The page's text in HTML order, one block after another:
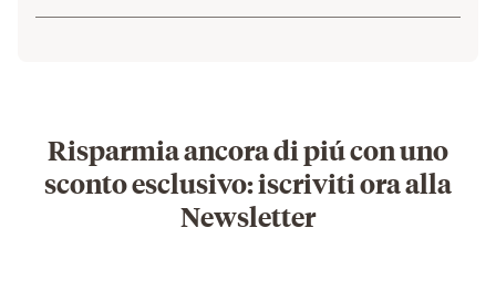
Risparmia ancora di piú con uno
sconto esclusivo: iscriviti ora alla
Newsletter